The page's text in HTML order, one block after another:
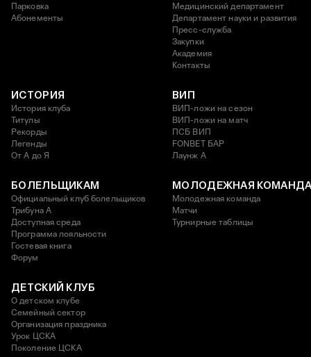
Парковка
Абонементы
Медицинский департамент
Департамент науки и развития
Пресс-служба
Закупки
Академия
Контакты
ИСТОРИЯ
История клуба
Титулы
Рекорды
Легенды
От А до Я
ВИП
ВИП-ложи на сезон
ВИП-ложи на матч
ПСБ ВИП
FONBET БАР
Лаунж A
БОЛЕЛЬЩИКАМ
Официальный клуб болельщиков
Трибуна А
Доступная среда
Программа лояльности
Гостевая книга
Форум
МОЛОДЕЖНАЯ
Молодежная команда
Матчи
Турнирные таблицы
ДЕТСКИЙ КЛУБ
О детском клубе
Семейный сектор
Организация праздника
Урок ЦСКА
Поколение ЦСКА